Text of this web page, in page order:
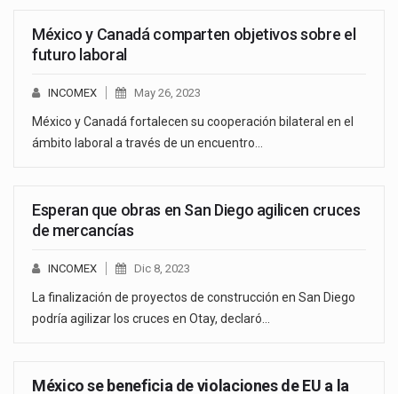
México y Canadá comparten objetivos sobre el
futuro laboral
INCOMEX May 26, 2023
México y Canadá fortalecen su cooperación bilateral en el
ámbito laboral a través de un encuentro…
Esperan que obras en San Diego agilicen cruces
de mercancías
INCOMEX Dic 8, 2023
La finalización de proyectos de construcción en San Diego
podría agilizar los cruces en Otay, declaró…
México se beneficia de violaciones de EU a la